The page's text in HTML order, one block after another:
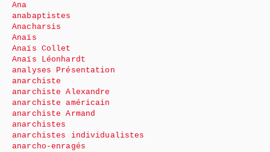
Ana
anabaptistes
Anacharsis
Anaïs
Anaïs Collet
Anaïs Léonhardt
analyses Présentation
anarchiste
anarchiste Alexandre
anarchiste américain
anarchiste Armand
anarchistes
anarchistes individualistes
anarcho-enragés